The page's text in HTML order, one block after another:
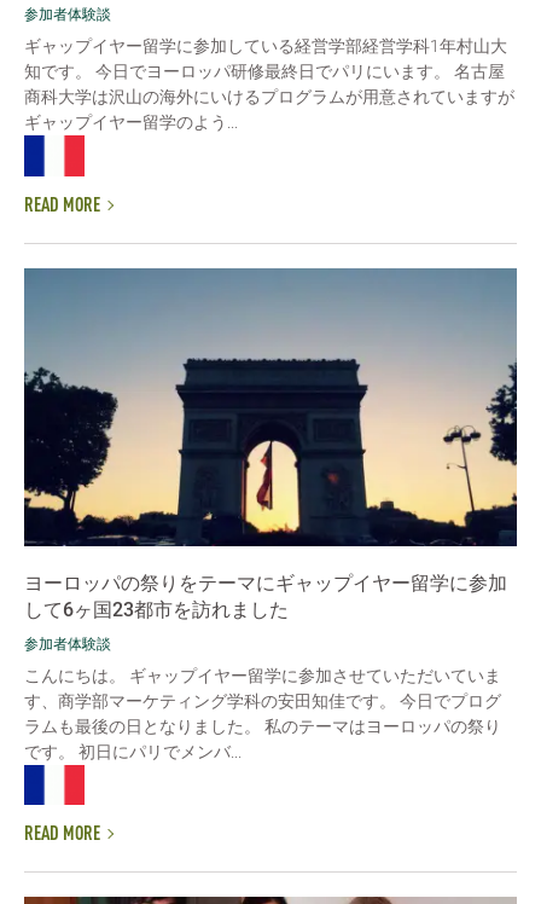
参加者体験談
ギャップイヤー留学に参加している経営学部経営学科1年村山大
知です。 今日でヨーロッパ研修最終日でパリにいます。 名古屋
商科大学は沢山の海外にいけるプログラムが用意されていますが
ギャップイヤー留学のよう...
READ MORE
ヨーロッパの祭りをテーマにギャップイヤー留学に参加
して6ヶ国23都市を訪れました
参加者体験談
こんにちは。 ギャップイヤー留学に参加させていただいていま
す、商学部マーケティング学科の安田知佳です。 今日でプログ
ラムも最後の日となりました。 私のテーマはヨーロッパの祭り
です。 初日にパリでメンバ...
READ MORE